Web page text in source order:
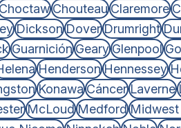
ChouteauClaremore
DicksonDoverDrumright
GuarniciónGearyGlenpool
HendersonHennessey
KonawaCáncerLaverne
McLoudMedford